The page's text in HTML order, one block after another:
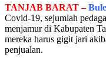
TANJAB BARAT –
Covid-19, sejumlah
menjamur di Kabupaten
mereka harus gigit jari
penjualan.